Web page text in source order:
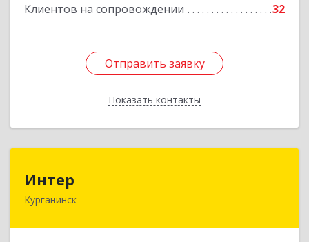
Клиентов на сопровождении 32
Отправить заявку
Показать контакты
Подробнее
Отправить заявку
Назад
Интер
Курганинск352430, Краснодарский край, Курганинск г,